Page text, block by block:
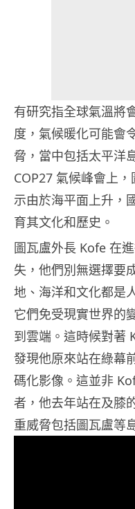
有研究指全球氣溫將
度，氣候暖化可能會
脅，當中包括太平洋
COP27 氣候峰會上
示由於海平面上升，
育其文化和歷史。
圖瓦盧外長 Kofe 在
失，他們別無選擇要
地、海洋和文化都是
它們免受現實世界的
到雲端。這時候對著
發現他原來站在綠幕
碼化影像。這並非
者，他去年站在及膝
重威脅包括圖瓦盧等